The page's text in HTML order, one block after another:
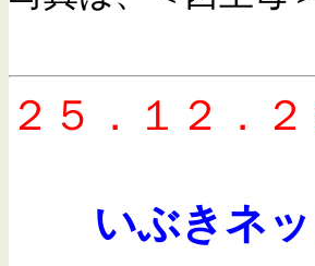
２５．１２．
いぶきネッ